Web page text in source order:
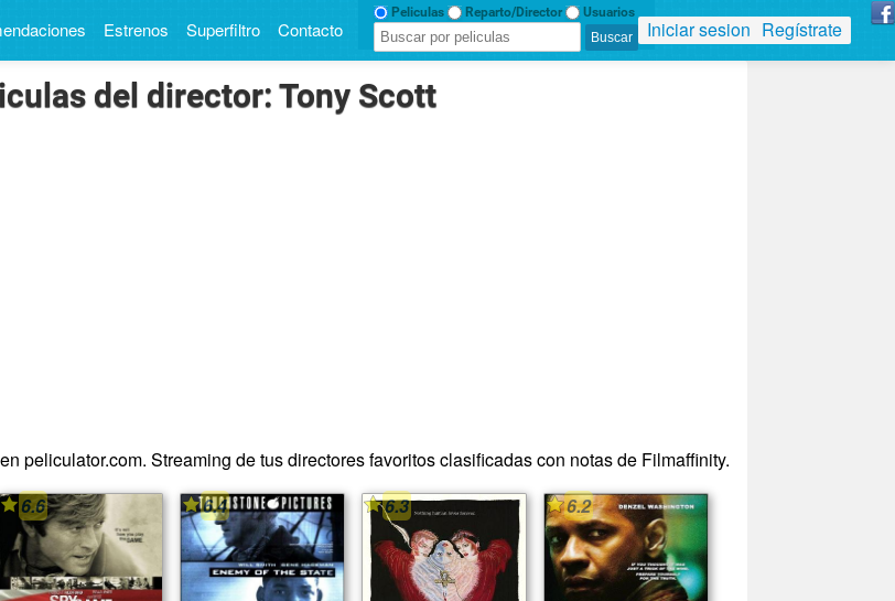
Estrenos Superfiltro Contacto
Peliculas Reparto/Director Usuarios
Iniciar sesion Regístrate
del director: Tony Scott
peliculator.com. Streaming de tus directores favoritos clasificadas con notas de Filmaffinity.
6.6 6.4 6.3 6.2